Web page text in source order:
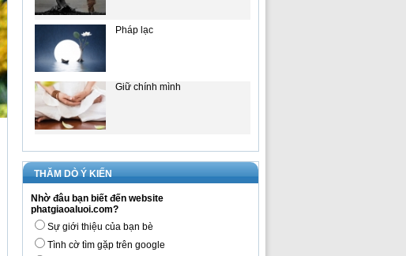
Pháp lạc
Giữ chính mình
THĂM DÒ Ý KIẾN
Nhờ đâu bạn biết đến website
phatgiaoaluoi.com?
Sự giới thiệu của bạn bè
Tình cờ tìm gặp trên google